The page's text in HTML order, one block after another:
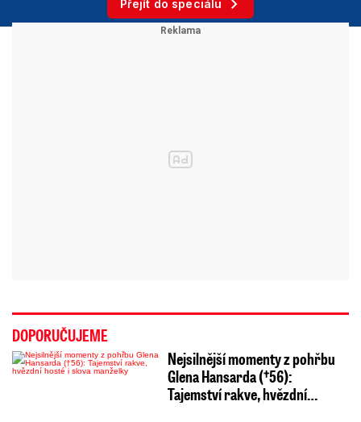
Přejít do speciálu
DOPORUČUJEME
Nejsilnější momenty z pohřbu
Glena Hansarda (†56):
Tajemství rakve, hvězdní…